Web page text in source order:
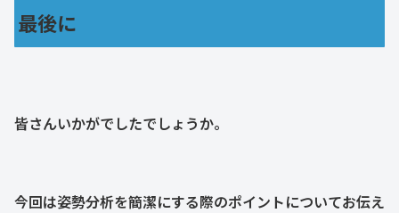
最後に
皆さんいかがでしたでしょうか。
今回は姿勢分析を簡潔にする際のポイントについてお伝え